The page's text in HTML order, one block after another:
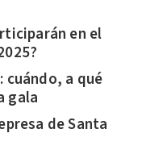
en el
cuándo, a qué
gala
de Santa